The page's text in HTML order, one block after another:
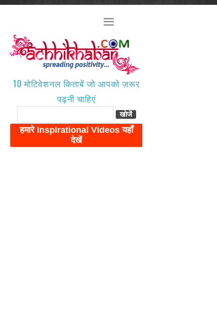
10 मोटिवेशनल किताबें जो आपको ज़रूर
पढ़नी चाहिएं